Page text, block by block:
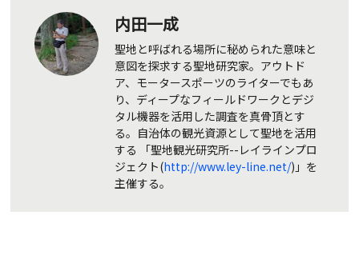
内田一成
聖地と呼ばれる場所に秘められた意味と
意図を探求する聖地研究家。アウトド
ア、モータースポーツのライターでもあ
り、ディープなフィールドワークとデジ
タル機器を活用した調査を真骨頂とす
る。自治体の観光資源として聖地を活用
する 「聖地観光研究所--レイラインプロ
ジェクト(http://www.ley-line.net/)」を
主催する。